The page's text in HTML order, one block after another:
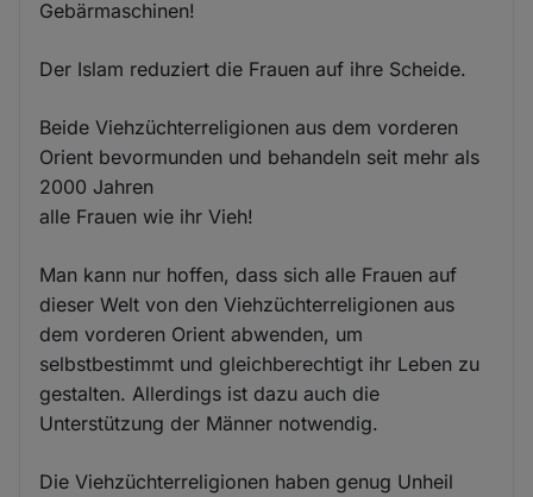
Gebärmaschinen!
Der Islam reduziert die Frauen auf ihre Scheide.
Beide Viehzüchterreligionen aus dem vorderen
Orient bevormunden und behandeln seit mehr als
2000 Jahren
alle Frauen wie ihr Vieh!
Man kann nur hoffen, dass sich alle Frauen auf
dieser Welt von den Viehzüchterreligionen aus
dem vorderen Orient abwenden, um
selbstbestimmt und gleichberechtigt ihr Leben zu
gestalten. Allerdings ist dazu auch die
Unterstützung der Männer notwendig.
Die Viehzüchterreligionen haben genug Unheil